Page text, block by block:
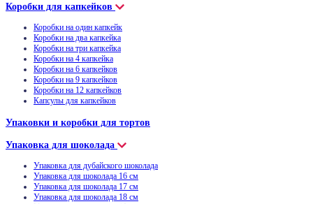
Коробки для капкейков
Коробки на один капкейк
Коробки на два капкейка
Коробки на три капкейка
Коробки на 4 капкейка
Коробки на 6 капкейков
Коробки на 9 капкейков
Коробки на 12 капкейков
Капсулы для капкейков
Упаковки и коробки для тортов
Упаковка для шоколада
Упаковка для дубайского шоколада
Упаковка для шоколада 16 см
Упаковка для шоколада 17 см
Упаковка для шоколада 18 см